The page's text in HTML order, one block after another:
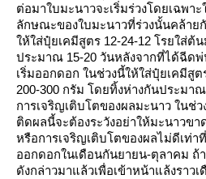
ต่อมาใบมะนาวจะเริ่มร่วงโดยเฉพา
ลักษณะของใบมะนาวที่ร่วงนั้นคล้าย
ห้ใส่ปุ๋ยเคมีสูตร 12-24-12 โรยใส่ต้
ประมาณ 15-20 วันหลังจากที่ได้ฉีดพ่
เริ่มออกดอก ในช่วงนี้ให้ใส่ปุ๋ยเคมีสูต
200-300 กรัม โดยทิ้งห่างกันประมาณ
การเจริญเติบโตของผลมะนาว ในช่
ติดผลนี้จะต้องระวังอย่าให้มะนาวขา
หรือการเจริญเติบโตของผลไม่ดีเท่า
ออกดอกในเดือนกันยายน-ตุลาคม
ดังกล่าวมาแล้วเพื่อเข้าหน้าแล้งราว